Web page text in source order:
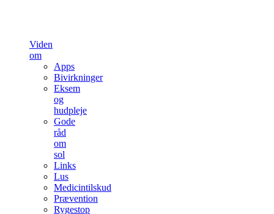
Viden
om
Apps
Bivirkninger
Eksem
og
hudpleje
Gode
råd
om
sol
Links
Lus
Medicintilskud
Prævention
Rygestop